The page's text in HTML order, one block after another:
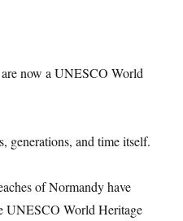
now a UNESCO World
generations, and time itself.
of Normandy have
UNESCO World Heritage